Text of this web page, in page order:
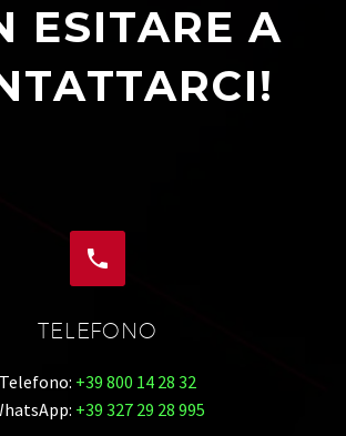
ESITARE A


TELEFONO
Telefono: +39 800 14 28 32
+39 327 29 28 995